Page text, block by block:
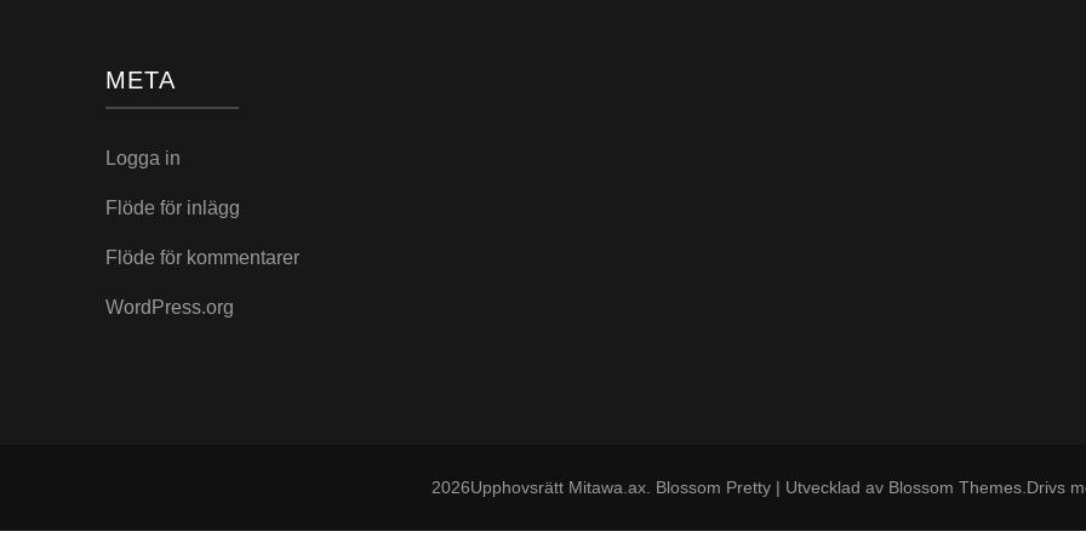
META
Logga in
Flöde för inlägg
Flöde för kommentarer
WordPress.org
2026Upphovsrätt Mitawa.ax. Blossom Pretty | Utvecklad av Blossom Themes.Drivs